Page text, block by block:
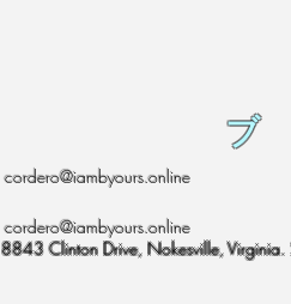
ブ
cordero@iambyours.online
cordero@iambyours.online
8843 Clinton Drive, Nokesville,